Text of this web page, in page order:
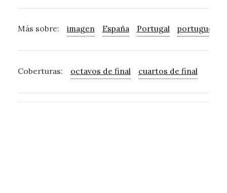
Más sobre: imagen España Portugal portugués
Coberturas: octavos de final cuartos de final